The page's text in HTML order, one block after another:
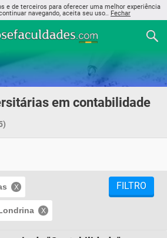
e de terceiros para oferecer uma melhor experiência
navegando, aceita seu uso.. Fechar
em contabilidade
FILTRO